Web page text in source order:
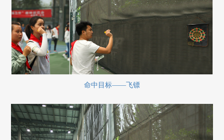
命中目标——飞镖